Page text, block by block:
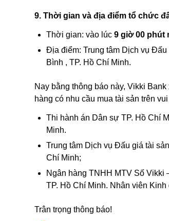
9. Thời gian và địa điểm tổ chức
Thời gian: vào lúc 9 giờ 00 phút
Địa điểm: Trung tâm Dịch vụ
Bình , TP. Hồ Chí Minh.
Nay bằng thông báo này, Vikki
hàng có nhu cầu mua tài sản trên
Thi hành án Dân sự TP. Hồ Chí
Minh.
Trung tâm Dịch vụ Đấu giá tài
Chí Minh;
Ngân hàng TNHH MTV Số
TP. Hồ Chí Minh. Nhân viên
Trân trọng thông báo!